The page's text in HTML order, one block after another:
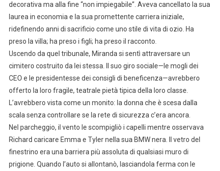
decorativa ma alla fine “non impiegabile”. Aveva cancellato la sua
laurea in economia e la sua promettente carriera iniziale,
ridefinendo anni di sacrificio come uno stile di vita di ozio. Ha
preso la villa; ha preso i figli; ha preso il racconto.
Uscendo da quel tribunale, Miranda si sentì attraversare un
cimitero costruito da lei stessa. Il suo giro sociale—le mogli dei
CEO e le presidentesse dei consigli di beneficenza—avrebbero
offerto la loro fragile, teatrale pietà tipica della loro classe.
L’avrebbero vista come un monito: la donna che è scesa dalla
scala senza controllare se la rete di sicurezza c’era ancora.
Nel parcheggio, il vento le scompigliò i capelli mentre osservava
Richard caricare Emma e Tyler nella sua BMW nera. Il vetro del
finestrino era una barriera più assoluta di qualsiasi muro di
prigione. Quando l’auto si allontanò, lasciandola ferma con le